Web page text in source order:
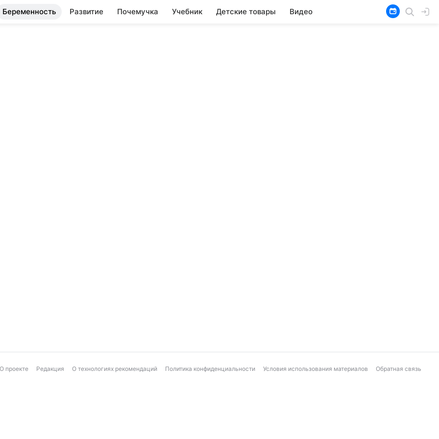
Беременность Развитие Почемучка Учебник Детские товары Видео
О проекте Редакция О технологиях рекомендаций Политика конфиденциальности Условия использования материалов Обратная связь